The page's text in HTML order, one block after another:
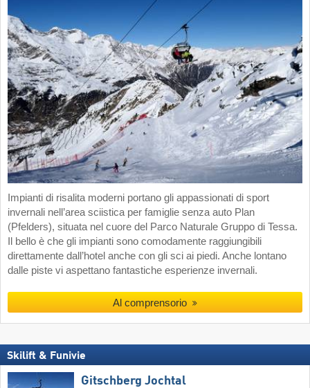
Impianti di risalita moderni portano gli appassionati di sport
invernali nell’area sciistica per famiglie senza auto Plan
(Pfelders), situata nel cuore del Parco Naturale Gruppo di Tessa.
Il bello è che gli impianti sono comodamente raggiungibili
direttamente dall’hotel anche con gli sci ai piedi. Anche lontano
dalle piste vi aspettano fantastiche esperienze invernali.
Al comprensorio
Skilift & Funivie
Gitschberg Jochtal